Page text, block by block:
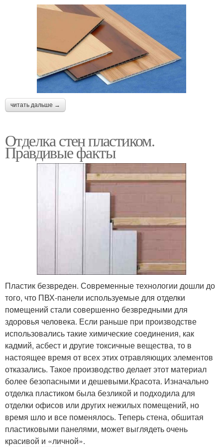
читать дальше →
Отделка стен пластиком.
Правдивые факты
Пластик безвреден. Современные технологии дошли до
того, что ПВХ-панели используемые для отделки
помещений стали совершенно безвредными для
здоровья человека. Если раньше при производстве
использовались такие химические соединения, как
кадмий, асбест и другие токсичные вещества, то в
настоящее время от всех этих отравляющих элементов
отказались. Такое производство делает этот материал
более безопасными и дешевыми.Красота. Изначально
отделка пластиком была безликой и подходила для
отделки офисов или других нежилых помещений, но
время шло и все поменялось. Теперь стена, обшитая
пластиковыми панелями, может выглядеть очень
красивой и «личной».